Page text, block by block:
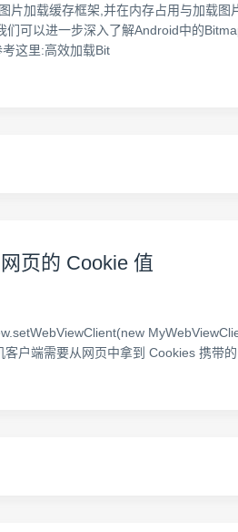
加载缓存框架,并在内存占用与加载
可以进一步深入了解Android中的
这里:高效加载Bit
页的 Cookie 值
户端需要从网页中拿到 Cookies 携带